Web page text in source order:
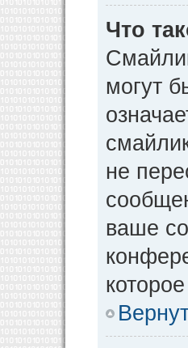
Что
могут
не
ваше